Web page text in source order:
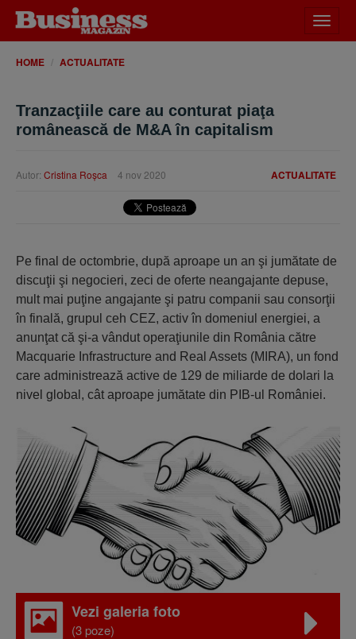
meniu
HOME ACTUALITATE
Tranzacţiile care au conturat piaţa
românească de M&A în capitalism
ACTUALITATE
Autor: Cristina Roşca 4 nov 2020
Pe final de octombrie, după aproape un an şi jumătate de
discuţii şi negocieri, zeci de oferte neangajante depuse,
mult mai puţine angajante şi patru companii sau consorţii
în finală, grupul ceh CEZ, activ în domeniul energiei, a
anunţat că şi-a vândut operaţiunile din România către
Macquarie Infrastructure and Real Assets (MIRA), un fond
care administrează active de 129 de miliarde de dolari la
nivel global, cât aproape jumătate din PIB-ul României.
Vezi galeria foto
(3 poze)